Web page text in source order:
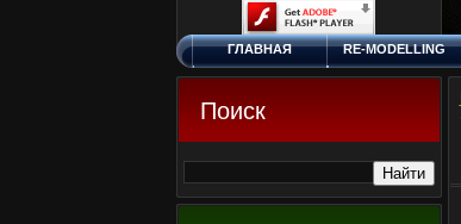
ПЯТНИЦА, 7.8.2026
ГЛАВНАЯ RE-MODELLING
ДОБАВИТЬ
КЛАНЫ
Поиск